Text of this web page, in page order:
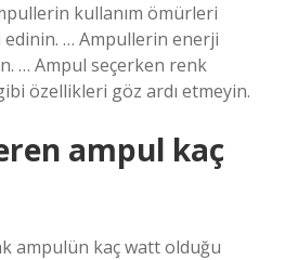
kullanım ömürleri
edinin. … Ampullerin enerji
… Ampul seçerken renk
özellikleri göz ardı etmeyin.
ampul kaç
ampulün kaç watt olduğu